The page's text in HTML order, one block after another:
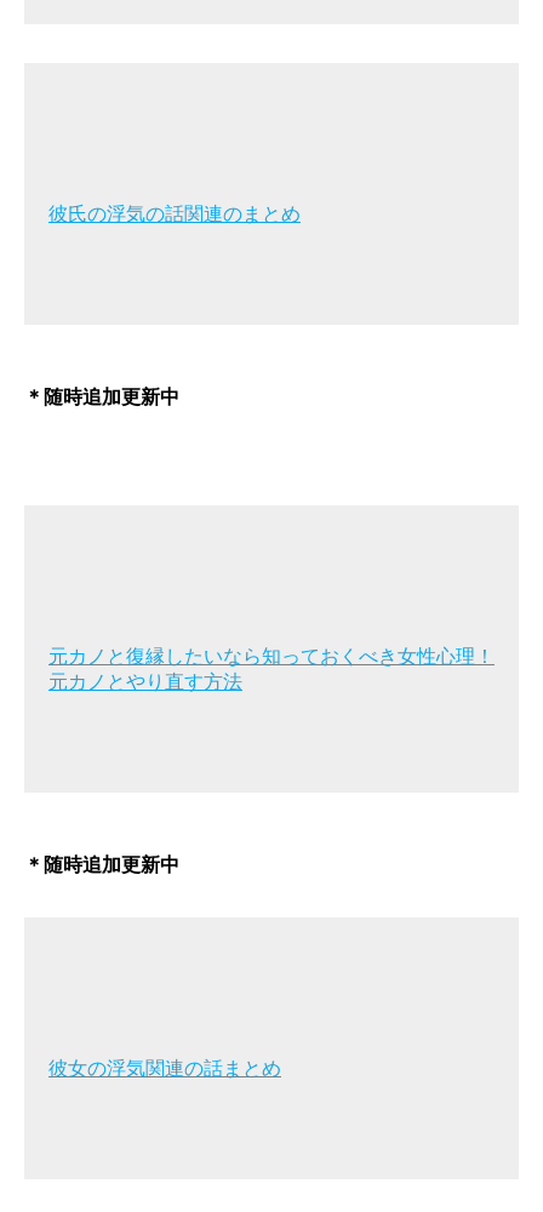
彼氏の浮気の話関連のまとめ
＊随時追加更新中
元カノと復縁したいなら知っておくべき女性心理！
元カノとやり直す方法
＊随時追加更新中
彼女の浮気関連の話まとめ